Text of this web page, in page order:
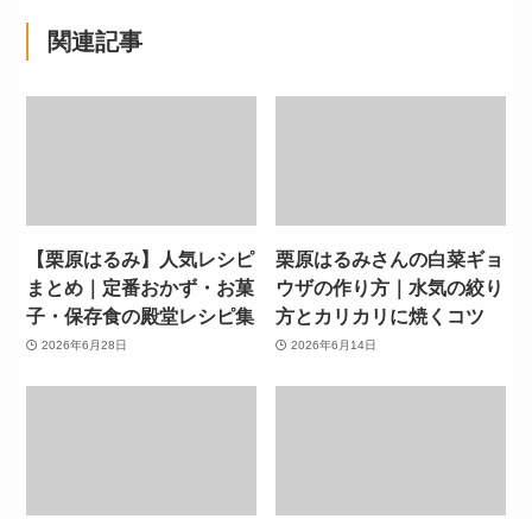
関連記事
【栗原はるみ】人気レシピ
まとめ｜定番おかず・お菓
子・保存食の殿堂レシピ集
2026年6月28日
栗原はるみさんの白菜ギョ
ウザの作り方｜水気の絞り
方とカリカリに焼くコツ
2026年6月14日